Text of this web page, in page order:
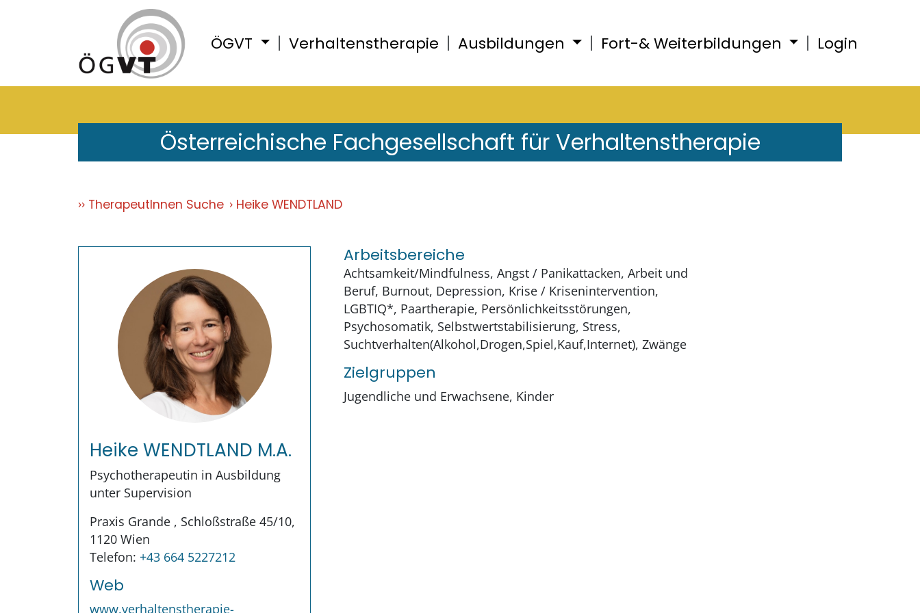
ÖGVT Verhaltenstherapie Ausbildungen Fort-& Weiterbildungen Login
Österreichische Fachgesellschaft für Verhaltenstherapie
TherapeutInnen Suche Heike WENDTLAND
Heike WENDTLAND M.A.
Psychotherapeutin in Ausbildung
unter Supervision
Praxis Grande , Schloßstraße 45/10,
1120 Wien
Telefon: +43 664 5227212
Web
www.verhaltenstherapie-
Arbeitsbereiche
Achtsamkeit/Mindfulness, Angst / Panikattacken, Arbeit und
Beruf, Burnout, Depression, Krise / Krisenintervention,
LGBTIQ*, Paartherapie, Persönlichkeitsstörungen,
Psychosomatik, Selbstwertstabilisierung, Stress,
Suchtverhalten(Alkohol,Drogen,Spiel,Kauf,Internet), Zwänge
Zielgruppen
Jugendliche und Erwachsene, Kinder